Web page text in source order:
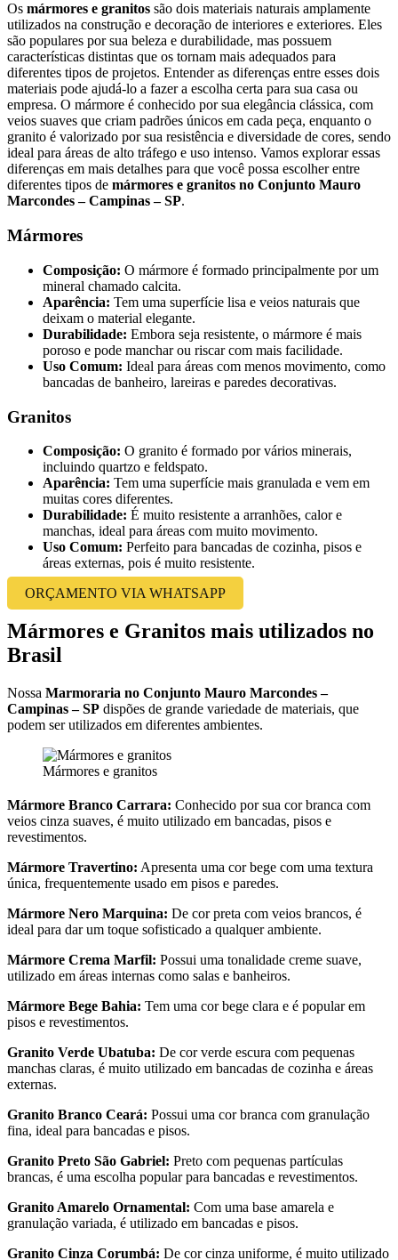
Os mármores e granitos são dois materiais naturais amplamente
utilizados na construção e decoração de interiores e exteriores. Eles
são populares por sua beleza e durabilidade, mas possuem
características distintas que os tornam mais adequados para
diferentes tipos de projetos. Entender as diferenças entre esses dois
materiais pode ajudá-lo a fazer a escolha certa para sua casa ou
empresa. O mármore é conhecido por sua elegância clássica, com
veios suaves que criam padrões únicos em cada peça, enquanto o
granito é valorizado por sua resistência e diversidade de cores, sendo
ideal para áreas de alto tráfego e uso intenso. Vamos explorar essas
diferenças em mais detalhes para que você possa escolher entre
diferentes tipos de mármores e granitos no Conjunto Mauro
Marcondes – Campinas – SP.
Mármores
Composição: O mármore é formado principalmente por um
mineral chamado calcita.
Aparência: Tem uma superfície lisa e veios naturais que
deixam o material elegante.
Durabilidade: Embora seja resistente, o mármore é mais
poroso e pode manchar ou riscar com mais facilidade.
Uso Comum: Ideal para áreas com menos movimento, como
bancadas de banheiro, lareiras e paredes decorativas.
Granitos
Composição: O granito é formado por vários minerais,
incluindo quartzo e feldspato.
Aparência: Tem uma superfície mais granulada e vem em
muitas cores diferentes.
Durabilidade: É muito resistente a arranhões, calor e
manchas, ideal para áreas com muito movimento.
Uso Comum: Perfeito para bancadas de cozinha, pisos e
áreas externas, pois é muito resistente.
ORÇAMENTO VIA WHATSAPP
Mármores e Granitos mais utilizados no
Brasil
Nossa Marmoraria no Conjunto Mauro Marcondes –
Campinas – SP dispões de grande variedade de materiais, que
podem ser utilizados em diferentes ambientes.
Mármores e granitos
Mármore Branco Carrara: Conhecido por sua cor branca com
veios cinza suaves, é muito utilizado em bancadas, pisos e
revestimentos.
Mármore Travertino: Apresenta uma cor bege com uma textura
única, frequentemente usado em pisos e paredes.
Mármore Nero Marquina: De cor preta com veios brancos, é
ideal para dar um toque sofisticado a qualquer ambiente.
Mármore Crema Marfil: Possui uma tonalidade creme suave,
utilizado em áreas internas como salas e banheiros.
Mármore Bege Bahia: Tem uma cor bege clara e é popular em
pisos e revestimentos.
Granito Verde Ubatuba: De cor verde escura com pequenas
manchas claras, é muito utilizado em bancadas de cozinha e áreas
externas.
Granito Branco Ceará: Possui uma cor branca com granulação
fina, ideal para bancadas e pisos.
Granito Preto São Gabriel: Preto com pequenas partículas
brancas, é uma escolha popular para bancadas e revestimentos.
Granito Amarelo Ornamental: Com uma base amarela e
granulação variada, é utilizado em bancadas e pisos.
Granito Cinza Corumbá: De cor cinza uniforme, é muito utilizado